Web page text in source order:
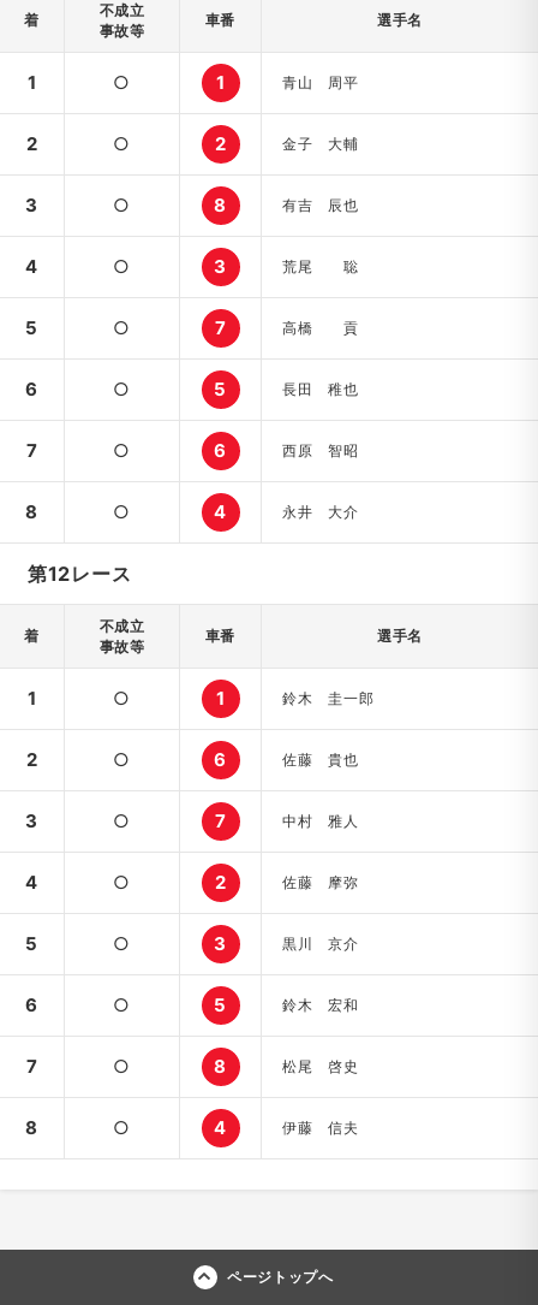
着
不成立
事故等
車番 選手名
1 ○ 1 青山 周平
2 ○ 2 金子 大輔
3 ○ 8 有吉 辰也
4 ○ 3 荒尾 聡
5 ○ 7 高橋 貢
6 ○ 5 長田 稚也
7 ○ 6 西原 智昭
8 ○ 4 永井 大介
第12レース
着
不成立
事故等
車番 選手名
1 ○ 1 鈴木 圭一郎
2 ○ 6 佐藤 貴也
3 ○ 7 中村 雅人
4 ○ 2 佐藤 摩弥
5 ○ 3 黒川 京介
6 ○ 5 鈴木 宏和
7 ○ 8 松尾 啓史
8 ○ 4 伊藤 信夫
ページトップへ